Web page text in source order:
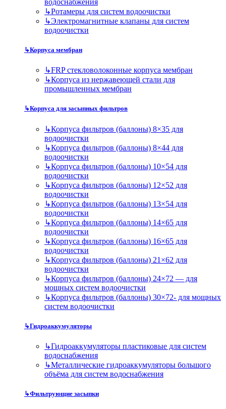
водоснабжения
↳Ротамеры для систем водоочистки
↳Электромагнитные клапаны для систем
водоочистки
↳Корпуса мембран
↳FRP стекловолоконные корпуса мембран
↳Корпуса из нержавеющей стали для
промышленных мембран
↳Корпуса для засыпных фильтров
↳Корпуса фильтров (баллоны) 8×35 для
водоочистки
↳Корпуса фильтров (баллоны) 8×44 для
водоочистки
↳Корпуса фильтров (баллоны) 10×54 для
водоочистки
↳Корпуса фильтров (баллоны) 12×52 для
водоочистки
↳Корпуса фильтров (баллоны) 13×54 для
водоочистки
↳Корпуса фильтров (баллоны) 14×65 для
водоочистки
↳Корпуса фильтров (баллоны) 16×65 для
водоочистки
↳Корпуса фильтров (баллоны) 21×62 для
водоочистки
↳Корпуса фильтров (баллоны) 24×72 — для
мощных систем водоочистки
↳Корпуса фильтров (баллоны) 30×72- для мощных
систем водоочистки
↳Гидроаккумуляторы
↳Гидроаккумуляторы пластиковые для систем
водоснабжения
↳Металлические гидроаккумуляторы большого
объёма для систем водоснабжения
↳Фильтрующие засыпки